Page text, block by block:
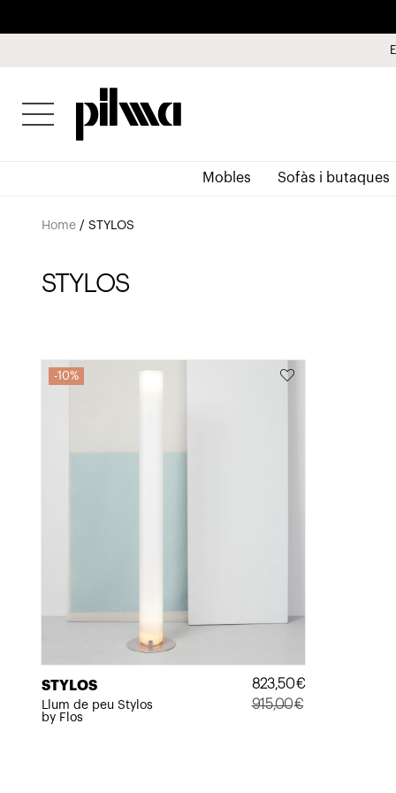
pilma
Mobles Sofàs i butaques
Home /STYLOS
STYLOS
10%
STYLOS
Llum de peu Stylos
by Flos
915,00€
823,50€